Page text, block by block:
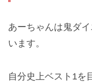
あーちゃんは鬼ダ
います。
自分史上ベスト1を